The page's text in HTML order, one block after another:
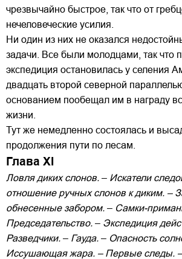
чрезвычайно быстрое, так что от
нечеловеческие усилия.
Ни один из них не оказался
задачи. Все были молодцами, так что
экспедиция остановилась у селения
двадцать второй северной
основанием пообещал им в награду
жизни.
Тут же немедленно состоялась и
продолжения пути по лесам.
Глава XI
Ловля диких слонов. – Искатели
отношение ручных слонов к диким. –
обнесенные забором. – Самки-
Председательство. – Экспедиция
Разведчики. – Гауда. – Опасность
Иссушающая жара. – Первые следы.